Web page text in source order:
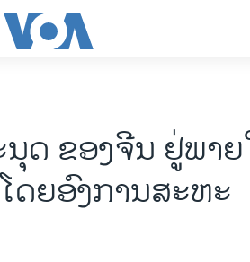
ດ ຂອງຈີນ ຢູ່ພາ
ດຍອົງການສະຫະ